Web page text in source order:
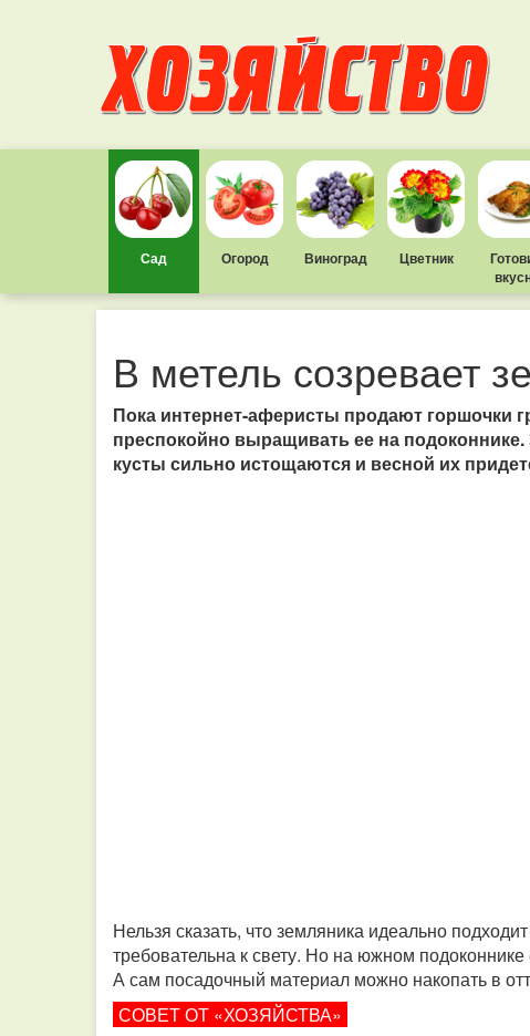
Сад Огород Виноград Цветник
В метель созревает
Пока интернет-аферисты продают горшочки
преспокойно выращивать ее на
кусты сильно истощаются и весной их
Нельзя сказать, что земляника идеально
требовательна к свету. Но на южном
А сам посадочный материал можно накопать в
СОВЕТ ОТ «ХОЗЯЙСТВА»